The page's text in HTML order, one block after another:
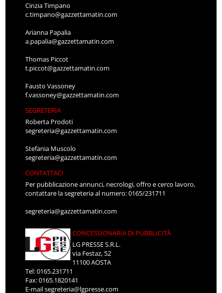
Cinzia Timpano
c.timpano@gazzettamatin.com
Arianna Papalia
a.papalia@gazzettamatin.com
Thomas Piccot
t.piccot@gazzettamatin.com
Fausto Vassoney
f.vassoney@gazzettamatin.com
SEGRETERIA
Roberta Prodoti
segreteria@gazzettamatin.com
Stefania Muscolo
segreteria@gazzettamatin.com
CONTATTACI
Per pubblicazione annunci, necrologi, offro e cerco lavoro,
contattare la segreteria al numero: 0165/231711
segreteria@gazzettamatin.com
CONCESSIONARIA DI PUBBLICITÀ
LG PRESSE S.R.L.
via Festaz, 52
11100 AOSTA
Tel: 0165.231711
Fax: 0165.1820141
E-mailsegreteria@lgpresse.com